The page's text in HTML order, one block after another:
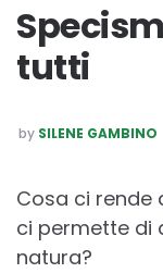
tutti
POSTED
BY
by SILENE GAMBINO
Cosa ci rende
ci permette di
natura?